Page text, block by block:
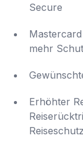
Secure
mehr
Erhöhter